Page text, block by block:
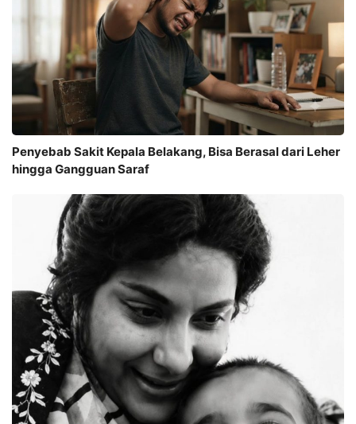
Penyebab Sakit Kepala Belakang, Bisa Berasal dari Leher
hingga Gangguan Saraf